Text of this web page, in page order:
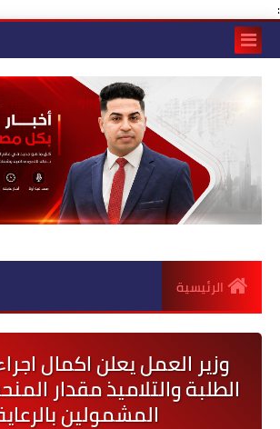
:
الرئيسية
وزير العمل يعلن اكمال
الطلبة والتلاميذ مقدار
المشمولين